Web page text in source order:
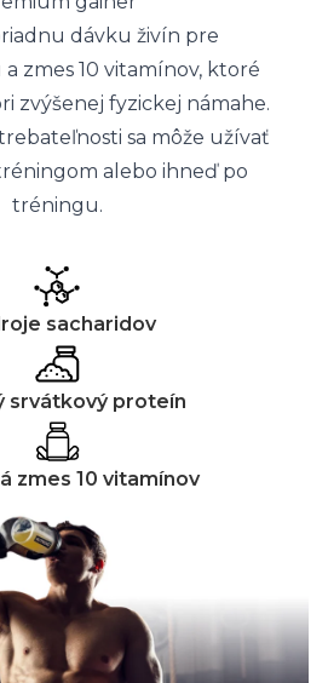
dávku živín pre
zmes 10 vitamínov, ktoré
zvýšenej fyzickej námahe.
sa môže užívať
alebo ihneď po
tréningu.
sacharidov
srvátkový proteín
zmes 10 vitamínov